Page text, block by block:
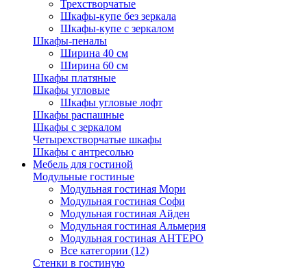
Трехстворчатые
Шкафы-купе без зеркала
Шкафы-купе с зеркалом
Шкафы-пеналы
Ширина 40 см
Ширина 60 см
Шкафы платяные
Шкафы угловые
Шкафы угловые лофт
Шкафы распашные
Шкафы с зеркалом
Четырехстворчатые шкафы
Шкафы с антресолью
Мебель для гостиной
Модульные гостиные
Модульная гостиная Мори
Модульная гостиная Софи
Модульная гостиная Айден
Модульная гостиная Альмерия
Модульная гостиная АНТЕРО
Все категории (12)
Стенки в гостиную